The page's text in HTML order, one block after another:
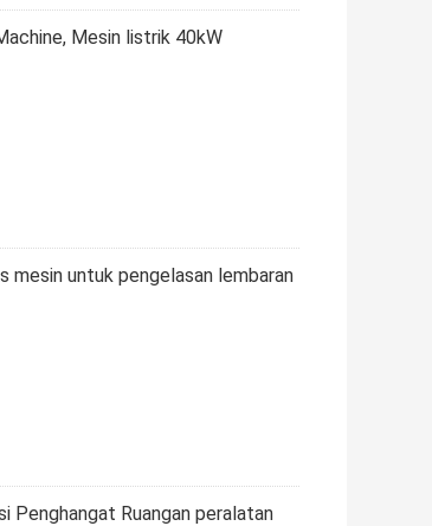
Mesin listrik 40kW
mesin untuk pengelasan lembaran
Penghangat Ruangan peralatan